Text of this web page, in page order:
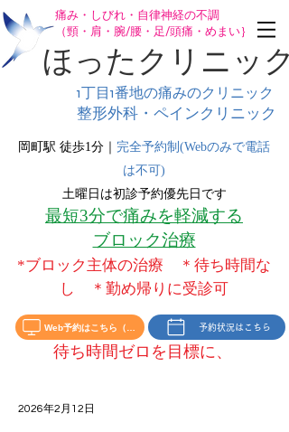
痛み・しびれ・自律神経の不調
（頸・肩・腕/腰・足/頭痛・めまい｝
ほったクリニック
1丁目1番地の痛みのクリニック
整形外科・ペインクリニック
岡町駅 徒歩1分｜ 完全予約制(Webのみで電話
は不可)
土曜日は初診予約優先日です
最短3分で痛みを軽減する
ブロック治療
*ブロック主体の治療 ＊待ち時間な
し ＊勤め帰りに受診可
予約状況はこちら
待ち時間ゼロ を目標に、
2026年2月12日